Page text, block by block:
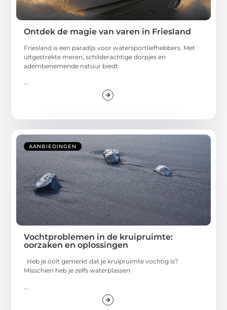
Ontdek de magie van varen in Friesland
Friesland is een paradijs voor watersportliefhebbers. Met
uitgestrekte meren, schilderachtige dorpjes en
adembenemende natuur biedt
...
AANBIEDINGEN
Vochtproblemen in de kruipruimte:
oorzaken en oplossingen
Heb je ooit gemerkt dat je kruipruimte vochtig is?
Misschien heb je zelfs waterplassen